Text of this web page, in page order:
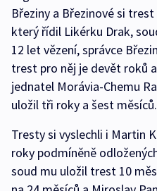
Březiny a Březinové si
který řídil Likérku Drak,
12 let vězení, správce
trest pro něj je devět roků
jednatel Morávia-Chemu
uložil tři roky a šest měsíců.
Tresty si vyslechli i Martin
roky podmíněně
soud mu uložil trest 10